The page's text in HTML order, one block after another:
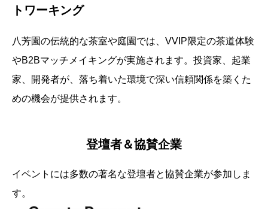
トワーキング
八芳園の伝統的な茶室や庭園では、VVIP限定の茶道体験
やB2Bマッチメイキングが実施されます。投資家、起業
家、開発者が、落ち着いた環境で深い信頼関係を築くた
めの機会が提供されます。
登壇者＆協賛企業
イベントには多数の著名な登壇者と協賛企業が参加しま
す。